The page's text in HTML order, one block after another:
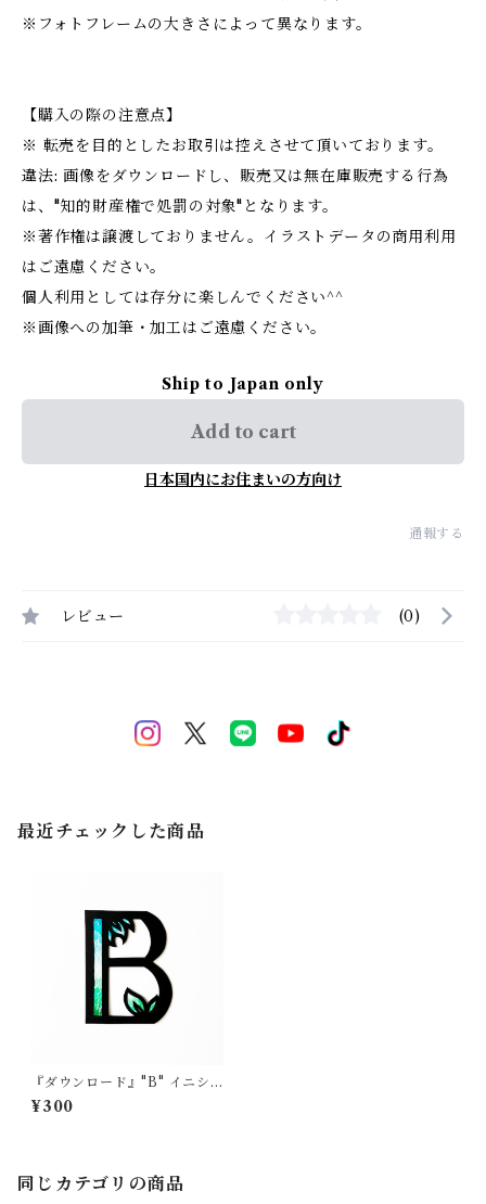
※フォトフレームの大きさによって異なります。
【購入の際の注意点】
※ 転売を目的としたお取引は控えさせて頂いております。
違法: 画像をダウンロードし、販売又は無在庫販売する行為
は、"知的財産権で処罰の対象"となります。
※著作権は譲渡しておりません。イラストデータの商用利用
はご遠慮ください。
個人利用としては存分に楽しんでください^^
※画像への加筆・加工はご遠慮ください。
Ship to Japan only
Add to cart
日本国内にお住まいの方向け
通報する
レビュー (0)
最近チェックした商品
『ダウンロード』"B" イニシ
ャル
¥300
同じカテゴリの商品